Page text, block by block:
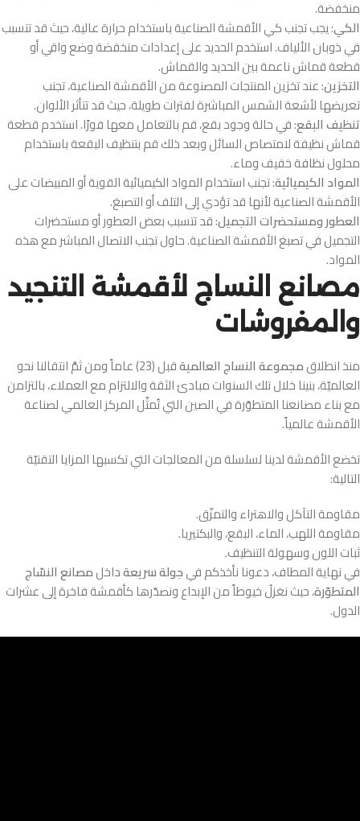
منخفضة.
الكي: يجب تجنب كي الأقمشة الصناعية باستخدام حرارة عالية، حيث قد تتسبب
في ذوبان الألياف. استخدم الحديد على إعدادات منخفضة وضع واقي أو
قطعة قماش ناعمة بين الحديد والقماش.
التخزين: عند تخزين المنتجات المصنوعة من الأقمشة الصناعية، تجنب
تعريضها لأشعة الشمس المباشرة لفترات طويلة، حيث قد تتأثر الألوان.
تنظيف البقع: في حالة وجود بقع، قم بالتعامل معها فورًا. استخدم قطعة
قماش نظيفة لامتصاص السائل وبعد ذلك قم بتنظيف البقعة باستخدام
محلول نظافة خفيف وماء.
المواد الكيميائية: تجنب استخدام المواد الكيميائية القوية أو المبيضات على
الأقمشة الصناعية لأنها قد تؤدي إلى التلف أو التصبغ.
العطور ومستحضرات التجميل: قد تتسبب بعض العطور أو مستحضرات
التجميل في تصبغ الأقمشة الصناعية. حاول تجنب الاتصال المباشر مع هذه
المواد.
مصانع النساج لأقمشة التنجيد
والمفروشات
منذ انطلاقمجموعة النساج العالمية
قبل (23) عاماً ومن ثمَّ انتقالنا نحو
العالميّة، بنينا خلال تلك السنوات مبادئ الثقة والالتزام مع العملاء، بالتزامن
مع بناء مصانعنا المتطوّرة في الصين التي تُمثّل المركز العالمي لصناعة
الأقمشة عالمياً.
تخضع الأقمشة لدينا لسلسلة من المعالجات التي تكسبها المزايا التقنيّة
التالية:
مقاومة التآكل والاهتراء والتمزّق.
مقاومة اللهب، الماء، البقع، والبكتيريا.
ثبات اللون وسهولة التنظيف.
في نهاية المطاف، دعونا نأخذكم فيجولة سريعةداخلمصانع النسّاج
المتطوّرة، حيث نغزلُ خيوطاً من الإبداع ونصدّرها كأقمشة فاخرة إلى عشرات
الدول.